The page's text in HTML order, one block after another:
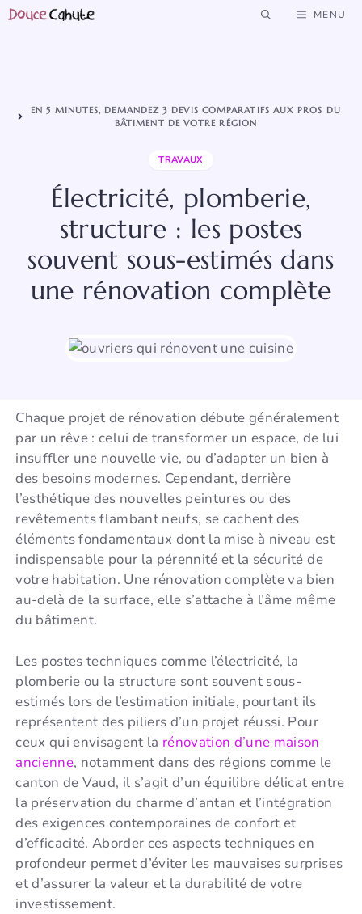
Aller
MENU
EN 5 MINUTES, DEMANDEZ 3 DEVIS COMPARATIFS AUX PROS DU
BÂTIMENT DE VOTRE RÉGION
TRAVAUX
Électricité, plomberie,
structure : les postes
souvent sous-estimés dans
une rénovation complète
Chaque projet de rénovation débute généralement
par un rêve : celui de transformer un espace, de lui
insuffler une nouvelle vie, ou d’adapter un bien à
des besoins modernes. Cependant, derrière
l’esthétique des nouvelles peintures ou des
revêtements flambant neufs, se cachent des
éléments fondamentaux dont la mise à niveau est
indispensable pour la pérennité et la sécurité de
votre habitation. Une rénovation complète va bien
au-delà de la surface, elle s’attache à l’âme même
du bâtiment.
Les postes techniques comme l’électricité, la
plomberie ou la structure sont souvent sous-
estimés lors de l’estimation initiale, pourtant ils
représentent des piliers d’un projet réussi. Pour
ceux qui envisagent la rénovation d’une maison
ancienne, notamment dans des régions comme le
canton de Vaud, il s’agit d’un équilibre délicat entre
la préservation du charme d’antan et l’intégration
des exigences contemporaines de confort et
d’efficacité. Aborder ces aspects techniques en
profondeur permet d’éviter les mauvaises surprises
et d’assurer la valeur et la durabilité de votre
investissement.